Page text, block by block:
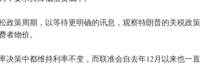
政策周期，以等待更明确的讯息，观察特朗普的关税政策
者物价。
决策中都维持利率不变，而联准会自去年12月以来也一直